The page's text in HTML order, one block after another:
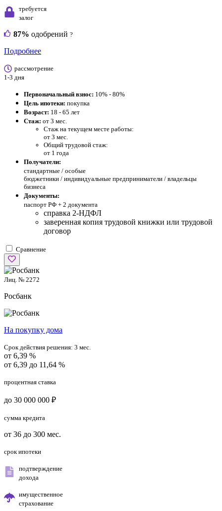
требуется
залог
87% одобрений ?
Подробнее
рассмотрение
1-3 дня
Первоначальный взнос: 10% - 80%
Цель ипотеки: покупка
Возраст: 18 - 65 лет
Стаж: от 3 мес.
Стаж на текущем месте работы:
от 3 мес.
Общий трудовой стаж:
от 1 года
Получатели:
стандартные / особые
бюджетники / индивидуальные предприниматели / владельцы
бизнеса
Документы:
паспорт РФ + 2 документа
справка 2-НДФЛ
заверенная копия трудовой книжки или трудовой
договор
Сравнение
Лиц. № 2272
Росбанк
На покупку дома
Срок действия решения: 3 мес.
от 6,39 %
от 6,39 до 11,64 %
процентная ставка
до 30 000 000 ₽
сумма кредита
от 36 до 300 мес.
срок ипотеки
подтверждение
дохода
имущественное
страхование